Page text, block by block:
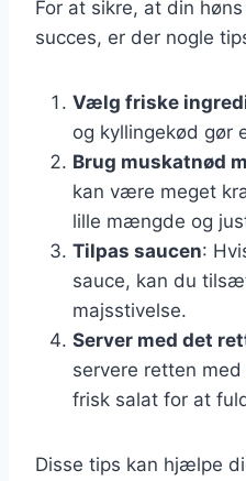
For at sikre, at din
succes, er der nogle
Vælg friske
og kyllingekød gør
Brug muskatnød
kan være meget
lille mængde og
Tilpas saucen:
sauce, kan du
majsstivelse.
Server med det
servere retten
frisk salat for at
Disse tips kan hjælpe